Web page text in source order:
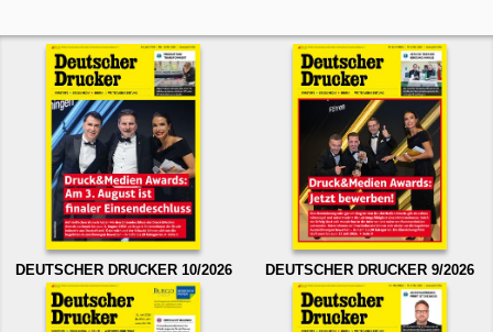
DEUTSCHER DRUCKER 10/2026 DEUTSCHER DRUCKER 9/2026